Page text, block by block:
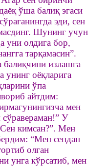
ўша балиқ эгаси
эди, сен
Шунинг учун
уни олдига бор,
тарқамасин”.
излашга
унинг оёқларига
ўпа
айтдим:
мен
У
кимсан?”. Мен
“Мен сендан
олган
унга кўрсатиб, мен